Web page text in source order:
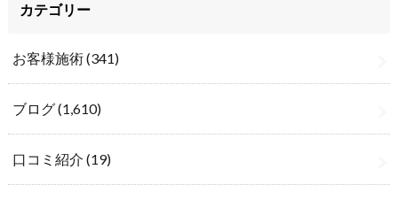
カテゴリー
お客様施術(341)
ブログ(1,610)
口コミ紹介 (19)